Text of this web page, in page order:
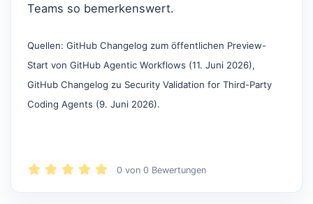
Teams so bemerkenswert.
Quellen: GitHub Changelog zum öffentlichen Preview-
Start von GitHub Agentic Workflows (11. Juni 2026),
GitHub Changelog zu Security Validation for Third-Party
Coding Agents (9. Juni 2026).
0 von0 Bewertungen